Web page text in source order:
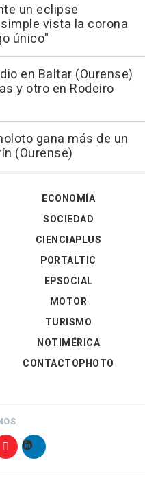
un eclipse
vista la corona
único"
en Baltar (Ourense)
y otro en Rodeiro
gana más de un
(Ourense)
ECONOMÍA
SOCIEDAD
CIENCIAPLUS
PORTALTIC
EPSOCIAL
MOTOR
TURISMO
NOTIMÉRICA
CONTACTOPHOTO